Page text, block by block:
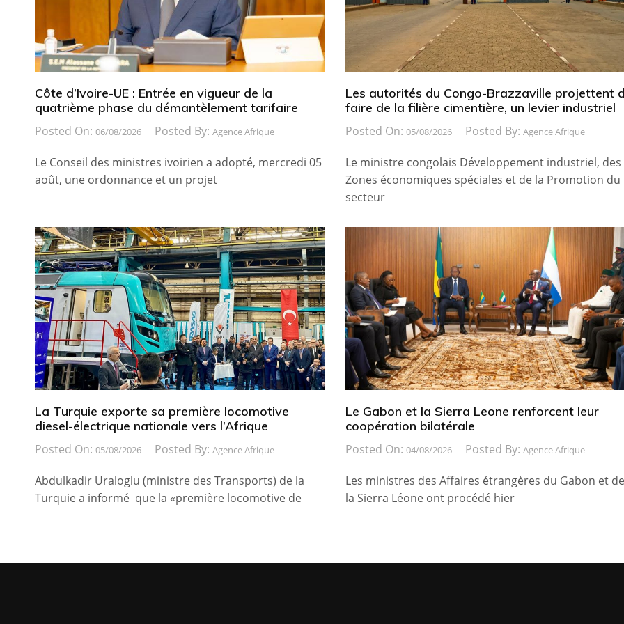
Côte d’Ivoire-UE : Entrée en vigueur de la
quatrième phase du démantèlement tarifaire
Posted On: 06/08/2026 Posted By: Agence Afrique
Le Conseil des ministres ivoirien a adopté, mercredi 05
août, une ordonnance et un projet
Les autorités du Congo-Brazzaville projettent
faire de la filière cimentière, un levier industriel
Posted On: 05/08/2026 Posted By: Agence Afrique
Le ministre congolais Développement industriel, des
Zones économiques spéciales et de la Promotion du
secteur
La Turquie exporte sa première locomotive
diesel-électrique nationale vers l’Afrique
Posted On: 05/08/2026 Posted By: Agence Afrique
Abdulkadir Uraloglu (ministre des Transports) de la
Turquie a informé que la «première locomotive de
Le Gabon et la Sierra Leone renforcent leur
coopération bilatérale
Posted On: 04/08/2026 Posted By: Agence Afrique
Les ministres des Affaires étrangères du Gabon et de
la Sierra Léone ont procédé hier